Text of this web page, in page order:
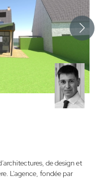
de design et
L’agence, fondée par